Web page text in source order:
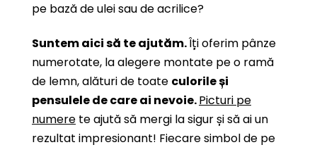
pe bază de ulei sau de acrilice?
Suntem aici să te ajutăm.Îți oferim pânze
numerotate, la alegere montate pe o ramă
de lemn, alături de toate culorile și
pensulele de care ai nevoie.Picturi pe
numere te ajută să mergi la sigur și să ai un
rezultat impresionant! Fiecare simbol de pe